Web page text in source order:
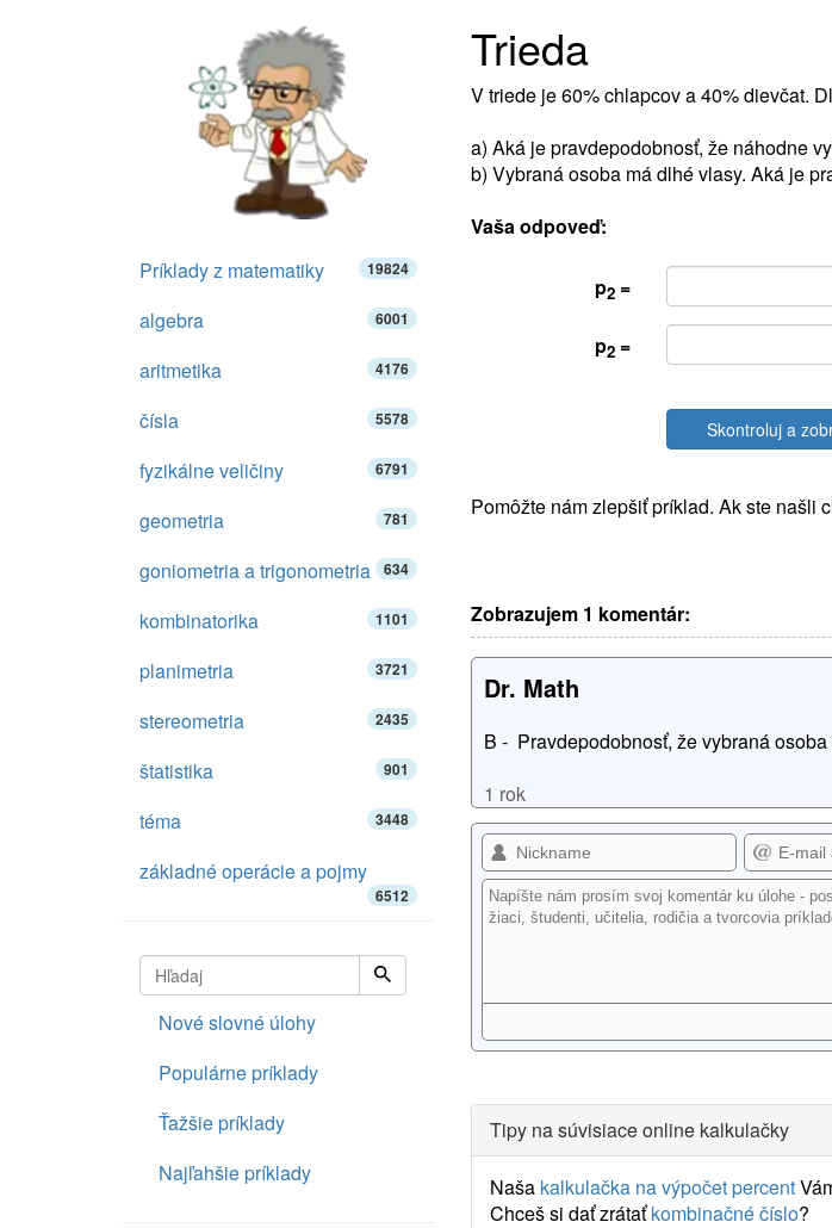
Trieda
V triede je 60% chlapcov a 40% dievčat.
a) Aká je pravdepodobnosť, že náhodne
b) Vybraná osoba má dlhé vlasy. Aká je
Vaša odpoveď:
p2 =
p2 =
Skontroluj a
Pomôžte nám zlepšiť príklad. Ak ste našli
Zobrazujem 1 komentár:
Dr. Math
B - Pravdepodobnosť, že vybraná
1 rok
Tipy na súvisiace online kalkulačky
Naša kalkulačka na výpočet percent
Chceš si dať zrátaťkombinačné číslo?
Príklady z matematiky 19824
algebra 6001
aritmetika 4176
čísla 5578
fyzikálne veličiny 6791
geometria 781
goniometria a trigonometria 634
kombinatorika 1101
planimetria 3721
stereometria 2435
štatistika 901
téma 3448
základné operácie a pojmy
6512
Nové slovné úlohy
Populárne príklady
Ťažšie príklady
Najľahšie príklady